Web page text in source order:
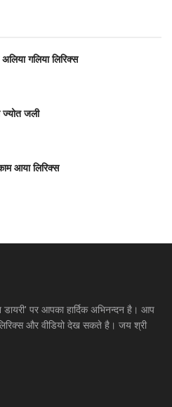
गलिया लिरिक्स
ज्योत जली
आया लिरिक्स
पर आपका हार्दिक अभिनन्दन है। आप
और वीडियो देख सकते है। जय श्री